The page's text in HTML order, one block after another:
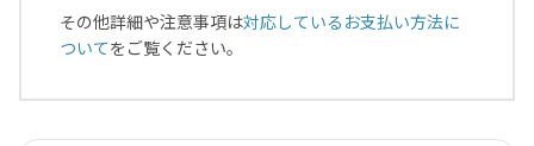
その他詳細や注意事項は対応しているお支払い方法に
ついてをご覧ください。